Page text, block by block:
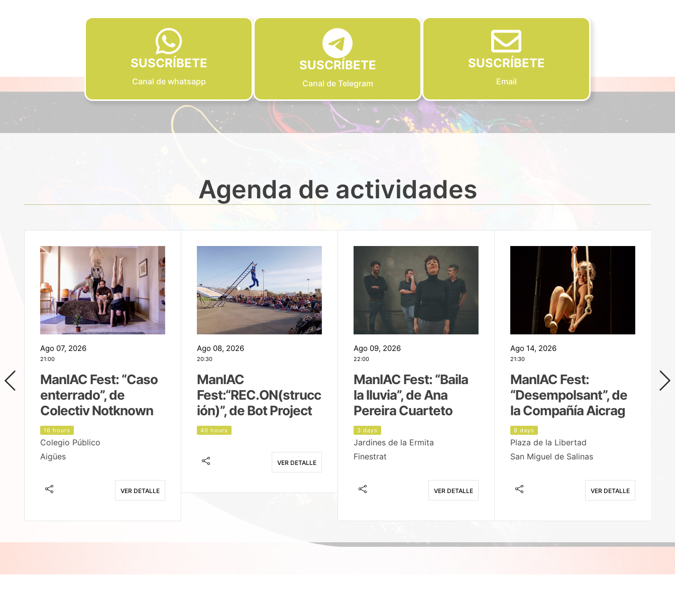
SUSCRÍBETE
Canal de whatsapp
SUSCRÍBETE
Canal de Telegram
SUSCRÍBETE
Email
Agenda de actividades
Ago 07, 2026
21:00
ManIAC Fest: “Caso
enterrado”, de
Colectiv Notknown
16 hours
Colegio Público
Aigües
VER DETALLE
Ago 08, 2026
20:30
ManIAC
Fest:“REC.ON(strucc
ión)”, de Bot Project
40 hours
VER DETALLE
Ago 09, 2026
22:00
ManIAC Fest: “Baila
la lluvia”, de Ana
Pereira Cuarteto
3 days
Jardines de la Ermita
Finestrat
VER DETALLE
Ago 14, 2026
21:30
ManIAC Fest:
“Desempolsant”, de
la Compañía Aicrag
8 days
Plaza de la Libertad
San Miguel de Salinas
VER DETALLE